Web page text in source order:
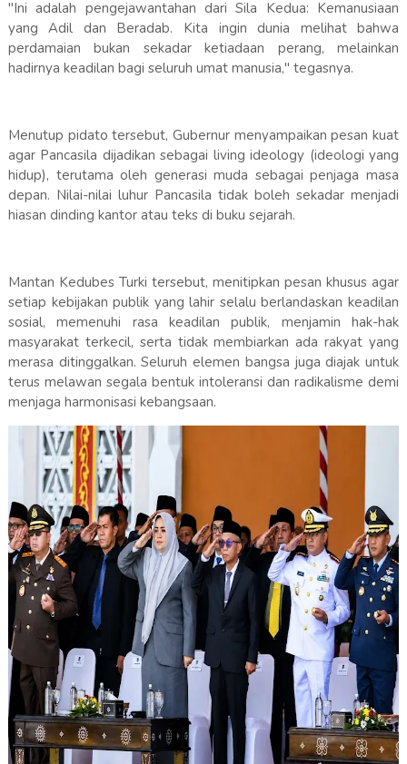
"Ini adalah pengejawantahan dari Sila Kedua: Kemanusiaan
yang Adil dan Beradab. Kita ingin dunia melihat bahwa
perdamaian bukan sekadar ketiadaan perang, melainkan
hadirnya keadilan bagi seluruh umat manusia," tegasnya.
Menutup pidato tersebut, Gubernur menyampaikan pesan kuat
agar Pancasila dijadikan sebagai living ideology (ideologi yang
hidup), terutama oleh generasi muda sebagai penjaga masa
depan. Nilai-nilai luhur Pancasila tidak boleh sekadar menjadi
hiasan dinding kantor atau teks di buku sejarah.
Mantan Kedubes Turki tersebut, menitipkan pesan khusus agar
setiap kebijakan publik yang lahir selalu berlandaskan keadilan
sosial, memenuhi rasa keadilan publik, menjamin hak-hak
masyarakat terkecil, serta tidak membiarkan ada rakyat yang
merasa ditinggalkan. Seluruh elemen bangsa juga diajak untuk
terus melawan segala bentuk intoleransi dan radikalisme demi
menjaga harmonisasi kebangsaan.